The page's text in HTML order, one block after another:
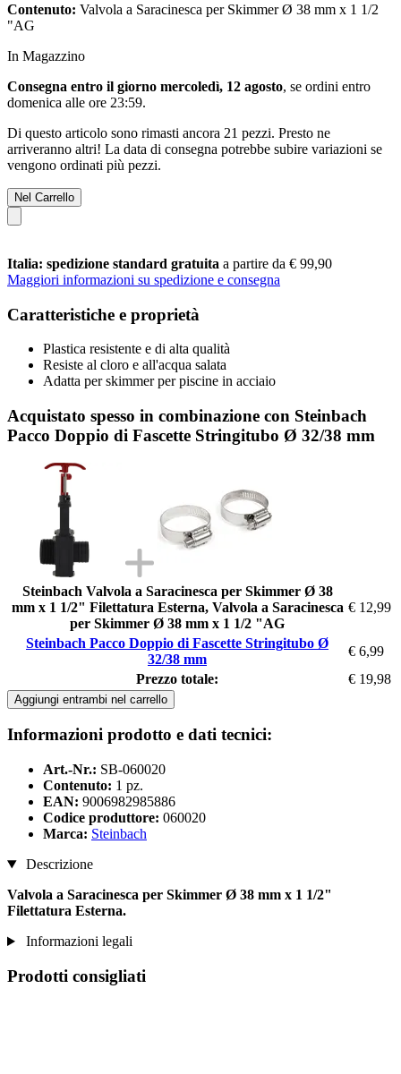
Contenuto: Valvola a Saracinesca per Skimmer Ø 38 mm x 1 1/2
"AG
In Magazzino
Consegna entro il giorno mercoledì, 12 agosto, se ordini entro
domenica alle ore 23:59.
Di questo articolo sono rimasti ancora 21 pezzi. Presto ne
arriveranno altri! La data di consegna potrebbe subire variazioni se
vengono ordinati più pezzi.
Nel Carrello
Italia: spedizione standard gratuita a partire da € 99,90
Maggiori informazioni su spedizione e consegna
Caratteristiche e proprietà
Plastica resistente e di alta qualità
Resiste al cloro e all'acqua salata
Adatta per skimmer per piscine in acciaio
Acquistato spesso in combinazione con Steinbach
Pacco Doppio di Fascette Stringitubo Ø 32/38 mm
Steinbach Valvola a Saracinesca per Skimmer Ø 38
mm x 1 1/2" Filettatura Esterna, Valvola a Saracinesca
per Skimmer Ø 38 mm x 1 1/2 "AG
€ 12,99
Steinbach Pacco Doppio di Fascette Stringitubo Ø
32/38 mm
€ 6,99
Prezzo totale:
€ 19,98
Aggiungi entrambi nel carrello
Informazioni prodotto e dati tecnici:
Art.-Nr.: SB-060020
Contenuto: 1 pz.
EAN: 9006982985886
Codice produttore: 060020
Marca: Steinbach
Descrizione
Valvola a Saracinesca per Skimmer Ø 38 mm x 1 1/2"
Filettatura Esterna.
Informazioni legali
Prodotti consigliati